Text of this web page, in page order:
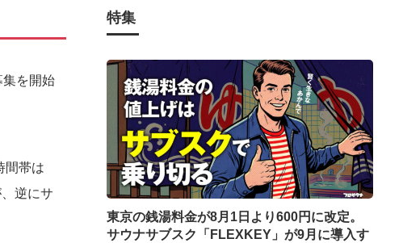
を開始
間帯は
逆にサ
特集
東京の銭湯料金が8月1日より600円に改定。
サウナサブスク「FLEXKEY」が9月に導入す